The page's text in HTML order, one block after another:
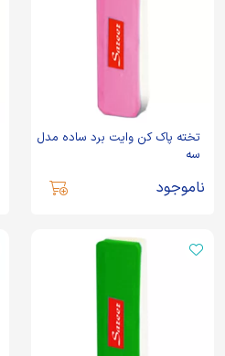
تخته پاک کن وایت برد ساده مدل
سه
ناموجود